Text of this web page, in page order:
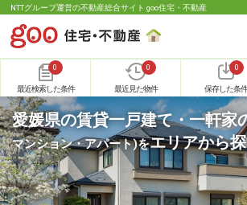
NTTグループ運営の不動産総合サイト goo住宅・不動産
0
最近検索した条件
0
最近見た物件
0
保存した条件
愛媛県の賃貸一戸建て・一軒家
マンション・アパート)をエリアから